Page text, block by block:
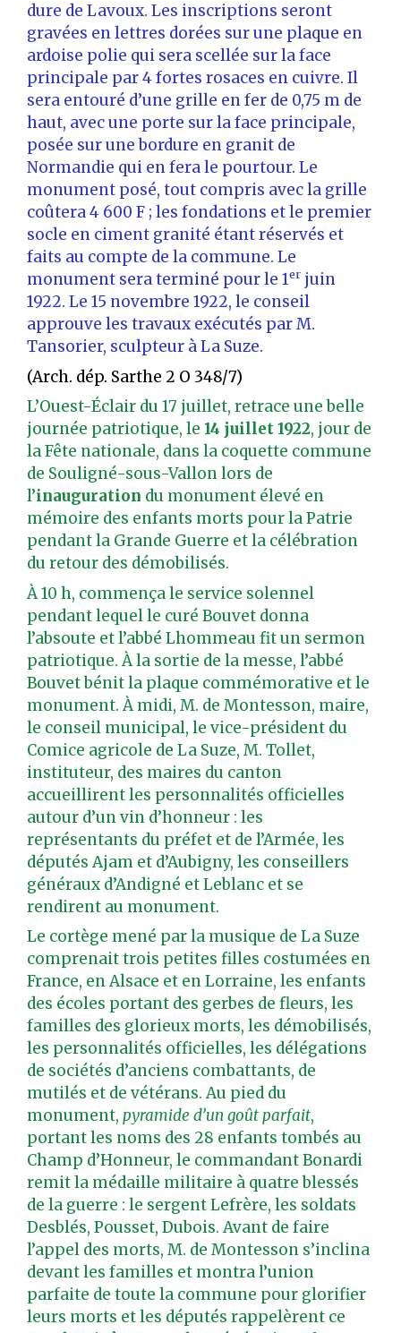
dure de Lavoux. Les inscriptions seront
gravées en lettres dorées sur une plaque en
ardoise polie qui sera scellée sur la face
principale par 4 fortes rosaces en cuivre. Il
sera entouré d’une grille en fer de 0,75 m de
haut, avec une porte sur la face principale,
posée sur une bordure en granit de
Normandie qui en fera le pourtour. Le
monument posé, tout compris avec la grille
coûtera 4 600 F ; les fondations et le premier
socle en ciment granité étant réservés et
faits au compte de la commune. Le
monument sera terminé pour le 1er juin
1922. Le 15 novembre 1922, le conseil
approuve les travaux exécutés par M.
Tansorier, sculpteur à La Suze.
(Arch. dép. Sarthe 2 O 348/7)
L’Ouest-Éclair du 17 juillet, retrace une belle
journée patriotique, le 14 juillet 1922, jour de
la Fête nationale, dans la coquette commune
de Souligné-sous-Vallon lors de
l’inauguration du monument élevé en
mémoire des enfants morts pour la Patrie
pendant la Grande Guerre et la célébration
du retour des démobilisés.
À 10 h, commença le service solennel
pendant lequel le curé Bouvet donna
l’absoute et l’abbé Lhommeau fit un sermon
patriotique. À la sortie de la messe, l’abbé
Bouvet bénit la plaque commémorative et le
monument. À midi, M. de Montesson, maire,
le conseil municipal, le vice-président du
Comice agricole de La Suze, M. Tollet,
instituteur, des maires du canton
accueillirent les personnalités officielles
autour d’un vin d’honneur : les
représentants du préfet et de l’Armée, les
députés Ajam et d’Aubigny, les conseillers
généraux d’Andigné et Leblanc et se
rendirent au monument.
Le cortège mené par la musique de La Suze
comprenait trois petites filles costumées en
France, en Alsace et en Lorraine, les enfants
des écoles portant des gerbes de fleurs, les
familles des glorieux morts, les démobilisés,
les personnalités officielles, les délégations
de sociétés d’anciens combattants, de
mutilés et de vétérans. Au pied du
monument, pyramide d’un goût parfait,
portant les noms des 28 enfants tombés au
Champ d’Honneur, le commandant Bonardi
remit la médaille militaire à quatre blessés
de la guerre : le sergent Lefrère, les soldats
Desblés, Pousset, Dubois. Avant de faire
l’appel des morts, M. de Montesson s’inclina
devant les familles et montra l’union
parfaite de toute la commune pour glorifier
leurs morts et les députés rappelèrent ce